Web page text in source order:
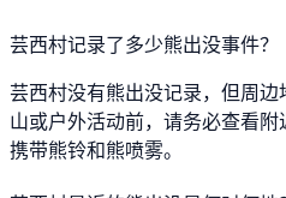
芸西村记录了多少熊出没事件？
芸西村没有熊出没记录，但周
山或户外活动前，请务必查看
携带熊铃和熊喷雾。